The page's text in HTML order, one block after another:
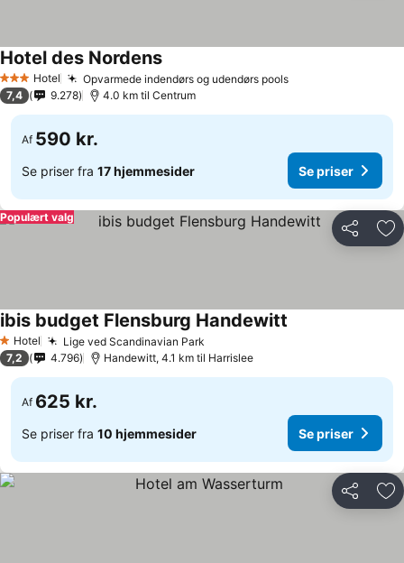
3 StjernerHotel Opvarmede indendørs og udendørs pools
Hotel des Nordens
7,4 9.278 4.0 km til Centrum
Af 590 kr.
Se priser fra 17 hjemmesider Se priser
Del
Populært valg
1 Stjerner
Hotel Lige ved Scandinavian Park
ibis budget Flensburg Handewitt
7,2 4.796 Handewitt, 4.1 km til Harrislee
Af 625 kr.
Se priser fra 10 hjemmesider Se priser
Del